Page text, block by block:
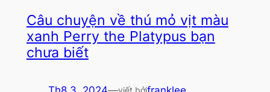
Câu chuyện về thú mỏ vịt màu
xanh Perry the Platypus bạn
chưa biết
viết bởi